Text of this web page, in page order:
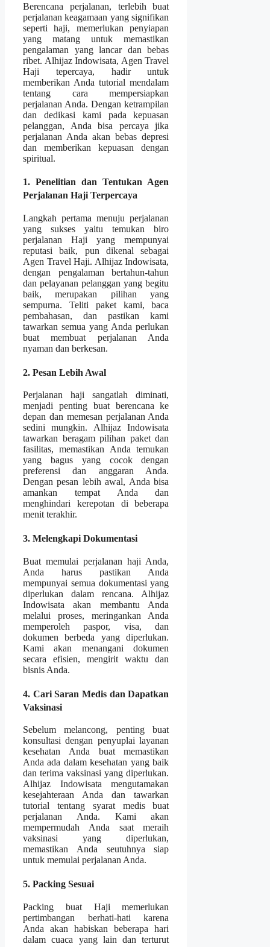
Berencana perjalanan, terlebih buat
perjalanan keagamaan yang signifikan
seperti haji, memerlukan penyiapan
yang matang untuk memastikan
pengalaman yang lancar dan bebas
ribet. Alhijaz Indowisata, Agen Travel
Haji tepercaya, hadir untuk
memberikan Anda tutorial mendalam
tentang cara mempersiapkan
perjalanan Anda. Dengan ketrampilan
dan dedikasi kami pada kepuasan
pelanggan, Anda bisa percaya jika
perjalanan Anda akan bebas depresi
dan memberikan kepuasan dengan
spiritual.
1. Penelitian dan Tentukan Agen
Perjalanan Haji Terpercaya
Langkah pertama menuju perjalanan
yang sukses yaitu temukan biro
perjalanan Haji yang mempunyai
reputasi baik, pun dikenal sebagai
Agen Travel Haji. Alhijaz Indowisata,
dengan pengalaman bertahun-tahun
dan pelayanan pelanggan yang begitu
baik, merupakan pilihan yang
sempurna. Teliti paket kami, baca
pembahasan, dan pastikan kami
tawarkan semua yang Anda perlukan
buat membuat perjalanan Anda
nyaman dan berkesan.
2. Pesan Lebih Awal
Perjalanan haji sangatlah diminati,
menjadi penting buat berencana ke
depan dan memesan perjalanan Anda
sedini mungkin. Alhijaz Indowisata
tawarkan beragam pilihan paket dan
fasilitas, memastikan Anda temukan
yang bagus yang cocok dengan
preferensi dan anggaran Anda.
Dengan pesan lebih awal, Anda bisa
amankan tempat Anda dan
menghindari kerepotan di beberapa
menit terakhir.
3. Melengkapi Dokumentasi
Buat memulai perjalanan haji Anda,
Anda harus pastikan Anda
mempunyai semua dokumentasi yang
diperlukan dalam rencana. Alhijaz
Indowisata akan membantu Anda
melalui proses, meringankan Anda
memperoleh paspor, visa, dan
dokumen berbeda yang diperlukan.
Kami akan menangani dokumen
secara efisien, mengirit waktu dan
bisnis Anda.
4. Cari Saran Medis dan Dapatkan
Vaksinasi
Sebelum melancong, penting buat
konsultasi dengan penyuplai layanan
kesehatan Anda buat memastikan
Anda ada dalam kesehatan yang baik
dan terima vaksinasi yang diperlukan.
Alhijaz Indowisata mengutamakan
kesejahteraan Anda dan tawarkan
tutorial tentang syarat medis buat
perjalanan Anda. Kami akan
mempermudah Anda saat meraih
vaksinasi yang diperlukan,
memastikan Anda seutuhnya siap
untuk memulai perjalanan Anda.
5. Packing Sesuai
Packing buat Haji memerlukan
pertimbangan berhati-hati karena
Anda akan habiskan beberapa hari
dalam cuaca yang lain dan terturut